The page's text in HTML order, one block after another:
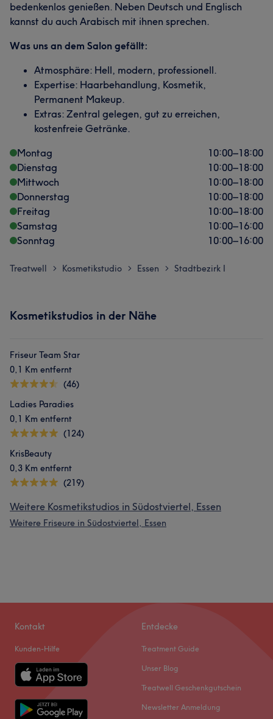
bedenkenlos genießen. Neben Deutsch und Englisch
kannst du auch Arabisch mit ihnen sprechen.
Was uns an dem Salon gefällt:
Atmosphäre: Hell, modern, professionell.
Expertise: Haarbehandlung, Kosmetik,
Permanent Makeup.
Extras: Zentral gelegen, gut zu erreichen,
kostenfreie Getränke.
Montag
10:00–18:00
Dienstag
10:00–18:00
Mittwoch
10:00–18:00
Donnerstag
10:00–18:00
Freitag
10:00–18:00
Samstag
10:00–16:00
Sonntag
10:00–16:00
Treatwell > Kosmetikstudio > Essen > Stadtbezirk I
Kosmetikstudios in der Nähe
Friseur Team Star
0,1 Km entfernt
(46)
Ladies Paradies
0,1 Km entfernt
(124)
KrisBeauty
0,3 Km entfernt
(219)
Weitere Kosmetikstudios in Südostviertel, Essen
Weitere Friseure in Südostviertel, Essen
Kontakt
Kunden-Hilfe
Entdecke
Treatment Guide
Unser Blog
Treatwell Geschenkgutschein
Newsletter Anmeldung